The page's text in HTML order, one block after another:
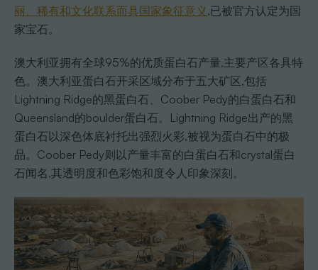
丽、稀有和文化联系而具国家象征意义 ,已被官方认定为国
家宝石。
澳大利亚拥有全球95%的优质蛋白石产量,主要产区各具特
色。澳大利亚蛋白石开采区域分布于五大矿区,包括
Lightning Ridge的黑蛋白石、Coober Pedy的白蛋白石和
Queensland的boulder蛋白石。Lightning Ridge出产的黑
蛋白石以深色体底衬托出强烈火彩,被视为蛋白石中的极
品。Coober Pedy则以产量丰富的白蛋白石和crystal蛋白
石闻名,其透明度和色彩饱和度令人印象深刻。